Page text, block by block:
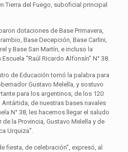
Tierra del Fuego, suboficial principal
dotaciones de Base Primavera,
Base Decepción, Base Carlini,
y Base San Martín, e incluso la
“Raúl Ricardo Alfonsín” N° 38.
de Educación tomó la palabra para
Gustavo Melella, y sostuvo
para los argentinos, de los 120
de nuestras bases navales
N° 38, les hacemos llegar el saludo
la Provincia, Gustavo Melella y de
Urquiza”.
fiesta, de celebración”, expresó, al